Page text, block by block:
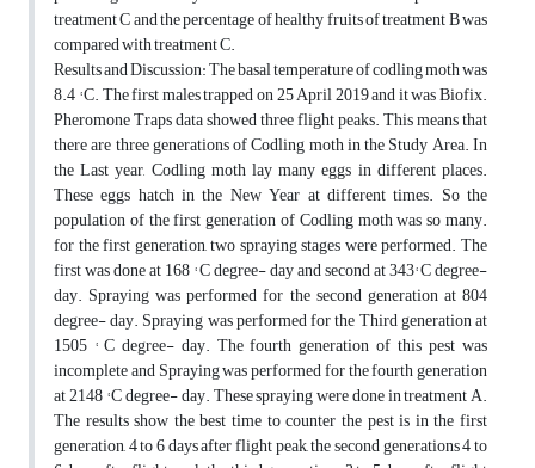
treatment C and the percentage of healthy fruits of treatment B was
compared with treatment C.
Results and Discussion: The basal temperature of codling moth was
8.4 ° C. The first males trapped on 25 April 2019 and it was Biofix.
Pheromone Traps data showed three flight peaks. This means that
there are three generations of Codling moth in the Study Area. In
the Last year, Codling moth lay many eggs in different places.
These eggs hatch in the New Year at different times. So the
population of the first generation of Codling moth was so many.
for the first generation, two spraying stages were performed. The
first was done at 168 ° C degree- day and second at 343° C degree-
day. Spraying was performed for the second generation at 804
degree- day. Spraying was performed for the Third generation at
1505 ° C degree- day. The fourth generation of this pest was
incomplete and Spraying was performed for the fourth generation
at 2148 ° C degree- day. These spraying were done in treatment A.
The results show the best time to counter the pest is in the first
generation, 4 to 6 days after flight peak, the second generations 4 to